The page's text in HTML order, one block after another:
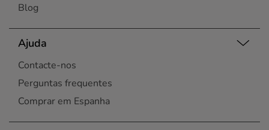
Blog
Ajuda
Contacte-nos
Perguntas frequentes
Comprar em Espanha